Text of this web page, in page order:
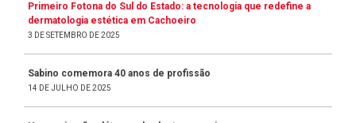
Primeiro Fotona do Sul do Estado: a tecnologia que redefine a
dermatologia estética em Cachoeiro
3 DE SETEMBRO DE 2025
Sabino comemora 40 anos de profissão
14 DE JULHO DE 2025